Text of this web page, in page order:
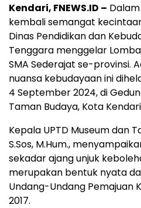
Kendari, FNEWS.ID –
kembali semangat
Dinas Pendidikan dan
Tenggara menggelar
SMA Sederajat se-provinsi.
nuansa kebudayaan ini
4 September 2024, di
Taman Budaya, Kota
Kepala UPTD Museum dan
S.Sos, M.Hum.,
sekadar ajang unjuk
merupakan bentuk nyata
Undang-Undang Pemajuan
2017.